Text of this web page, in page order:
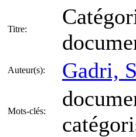
Titre:
Auteur(s): Gadri,
Mots-clés: